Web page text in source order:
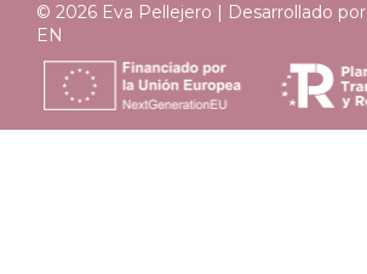
© 2026 Eva Pellejero | Desarrollado por
EN